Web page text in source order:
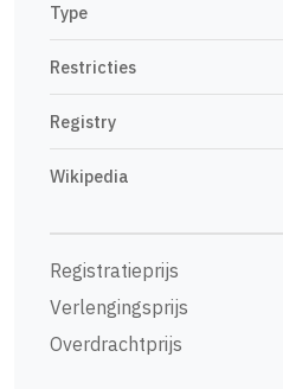
Type
Restricties
Registry
Wikipedia
Registratieprijs
Verlengingsprijs
Overdrachtprijs